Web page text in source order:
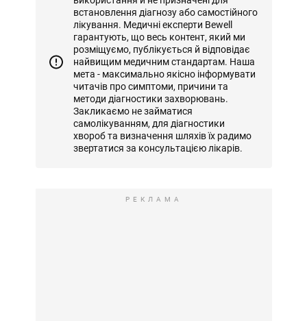
встановлення діагнозу або самостійного
лікування. Медичні експерти Bewell
гарантують, що весь контент, який ми
розміщуємо, публікується й відповідає
найвищим медичним стандартам. Наша
мета - максимально якісно інформувати
читачів про симптоми, причини та
методи діагностики захворювань.
Закликаємо не займатися
самолікуванням, для діагностики
хвороб та визначення шляхів їх радимо
звертатися за консультацією лікарів.
РЕКЛАМА